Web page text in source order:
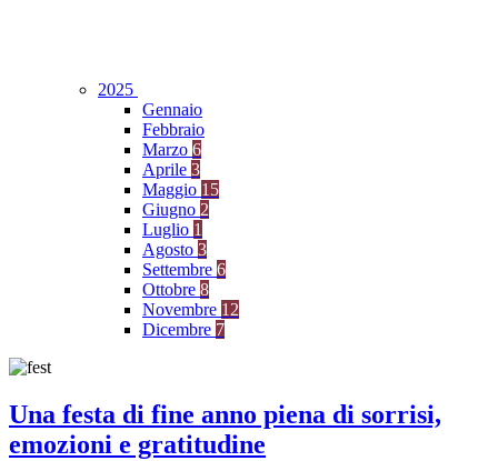
2025
Gennaio
Febbraio
Marzo 6
Aprile 3
Maggio 15
Giugno 2
Luglio 1
Agosto 3
Settembre 6
Ottobre 8
Novembre 12
Dicembre 7
Una festa di fine anno piena di sorrisi,
emozioni e gratitudine